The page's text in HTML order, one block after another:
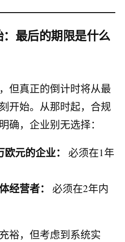
最后的期限是什么
但真正的倒计时将从最
开始。从那时起，合规
确，企业别无选择：
元的企业：
必须在1年
经营者：
必须在2年内
裕，但考虑到系统实